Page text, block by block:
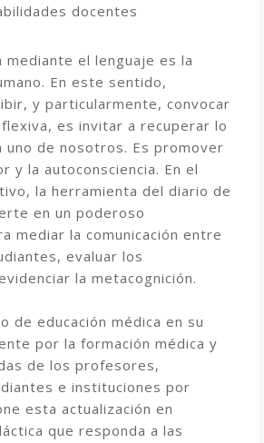
docentes
mediante el lenguaje es la
En este sentido,
y particularmente, convocar
es invitar a recuperar lo
uno de nosotros. Es promover
y la autoconsciencia. En el
la herramienta del diario de
en un poderoso
mediar la comunicación entre
evaluar los
la metacognición.
de educación médica en su
por la formación médica y
de los profesores,
e instituciones por
esta actualización en
que responda a las